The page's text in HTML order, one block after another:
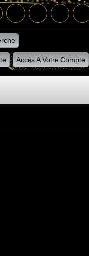
Accés A Votre Compte